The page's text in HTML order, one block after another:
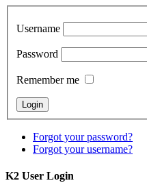
Username
Password
Remember me
Forgot your password?
Forgot your username?
K2 User Login